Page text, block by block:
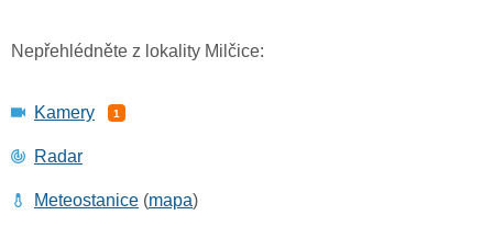
Nepřehlédněte z lokality Milčice:
Kamery 1
Radar
Meteostanice (mapa)